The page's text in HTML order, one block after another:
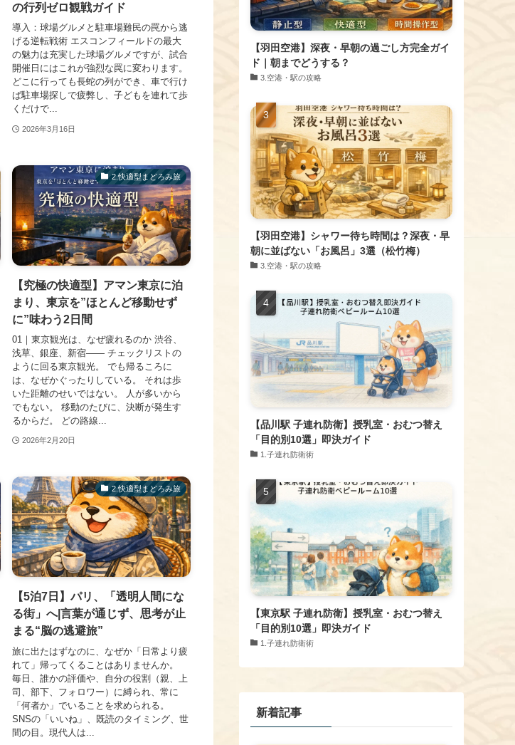
の行列ゼロ観戦ガイド
導入：球場グルメと駐車場難民の罠から逃
げる逆転戦術 エスコンフィールドの最大
の魅力は充実した球場グルメですが、試合
開催日にはこれが強烈な罠に変わります。
どこに行っても長蛇の列ができ、車で行け
ば駐車場探しで疲弊し、子どもを連れて歩
くだけで...
2026年3月16日
2.快適型まどろみ旅
【究極の快適型】アマン東京に泊
まり、東京を”ほとんど移動せず
に”味わう2日間
01｜東京観光は、なぜ疲れるのか 渋谷、
浅草、銀座、新宿—— チェックリストの
ように回る東京観光。 でも帰るころに
は、なぜかぐったりしている。 それは歩
いた距離のせいではない。 人が多いから
でもない。 移動のたびに、決断が発生す
るからだ。 どの路線...
2026年2月20日
2.快適型まどろみ旅
【5泊7日】パリ、「透明人間にな
る街」へ|言葉が通じず、思考が止
まる“脳の逃避旅”
旅に出たはずなのに、なぜか「日常より疲
れて」帰ってくることはありませんか。
毎日、誰かの評価や、自分の役割（親、上
司、部下、フォロワー）に縛られ、常に
「何者か」でいることを求められる。
SNSの「いいね」、既読のタイミング、世
間の目。現代人は...
【羽田空港】深夜・早朝の過ごし方完全ガイ
ド｜朝までどうする？
​3.空港・駅の攻略
【羽田空港】シャワー待ち時間は？深夜・早
朝に並ばない「お風呂」3選（松竹梅）
​3.空港・駅の攻略
【品川駅 子連れ防衛】授乳室・おむつ替え
「目的別10選」即決ガイド
1.子連れ防衛術
【東京駅 子連れ防衛】授乳室・おむつ替え
「目的別10選」即決ガイド
1.子連れ防衛術
新着記事